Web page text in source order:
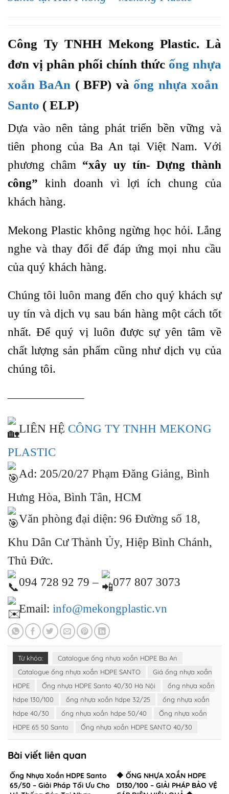
Công Ty TNHH Mekong Plastic. Là
đơn vị phân phối chính thức ống nhựa
xoắn BaAn ( BFP) và ống nhựa xoắn
Santo ( ELP)
Dựa vào nên tảng phát triển bền vững và
tiên phong của Ba An tại Việt Nam. Với
phương châm “xây uy tín- Dựng thành
công” kinh doanh vì lợi ích chung của
khách hàng.
Mekong Plastic không ngừng học hỏi. Lắng
nghe và thay đổi để đáp ứng mọi nhu cầu
của quý khách hàng.
Chúng tôi luôn mang đến cho quý khách sự
uy tín và dịch vụ sau bán hàng một cách tốt
nhất. Để quý vị luôn được sự yên tâm về
chất lượng sản phẩm cũng như dịch vụ của
chúng tôi.
——————–
LIÊN HỆ CÔNG TY TNHH MEKONG
PLASTIC
Ad: 205/20/27 Phạm Đăng Giảng, Bình
Hưng Hòa, Bình Tân, HCM
Văn phòng đại diện: 96 Đường số 18,
Khu Dân Cư Thành Ủy, Hiệp Bình Chánh,
Thủ Đức.
094 728 92 79 –
077 807 3073
Email: info@mekongplastic.vn
Từ khóa:
Catalogue ống nhựa xoắn HDPE Ba An
Catalogue ống nhựa xoắn HDPE SANTO
Giá ống nhựa xoắn
HDPE
Ống nhựa HDPE Santo 40/30 Hà Nội
ống nhựa xoắn
hdpe 130/100
ống nhựa xoắn hdpe 32/25
ống nhựa xoắn
hdpe 40/30
ống nhựa xoắn hdpe 50/40
Ống nhựa xoắn
HDPE 65 50 Santo
Ống nhựa xoắn HDPE SANTO 40/30
Bài viết liên quan
Ống Nhựa Xoắn HDPE Santo
65/50 – Giải Pháp Tối Ưu Cho
🔶 ỐNG NHỰA XOẮN HDPE
D130/100 – GIẢI PHÁP BẢO VỆ